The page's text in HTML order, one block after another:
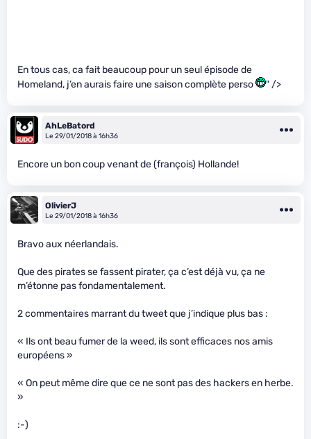
En tous cas, ca fait beaucoup pour un seul épisode de
Homeland, j’en aurais faire une saison complète perso
" />
AhLeBatord
Le 29/01/2018 à 16h36
Encore un bon coup venant de (françois) Hollande!
OlivierJ
Le 29/01/2018 à 16h36
Bravo aux néerlandais.
Que des pirates se fassent pirater, ça c’est déjà vu, ça ne
m’étonne pas fondamentalement.
2 commentaires marrant du tweet que j’indique plus bas :
« Ils ont beau fumer de la weed, ils sont efficaces nos amis
européens »
« On peut même dire que ce ne sont pas des hackers en herbe.
»
:-)